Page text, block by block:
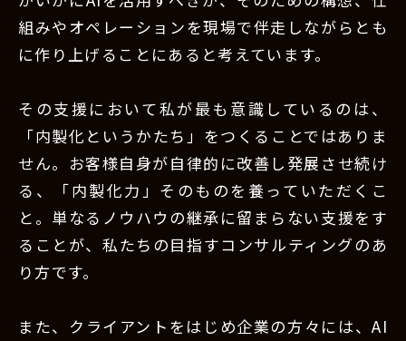
組みやオペレーションを現場で伴走しながらとも
に作り上げることにあると考えています。
その支援において私が最も意識しているのは、
「内製化というかたち」をつくることではありま
せん。お客様自身が自律的に改善し発展させ続け
る、「内製化力」そのものを養っていただくこ
と。単なるノウハウの継承に留まらない支援をす
ることが、私たちの目指すコンサルティングのあ
り方です。
また、クライアントをはじめ企業の方々には、AI